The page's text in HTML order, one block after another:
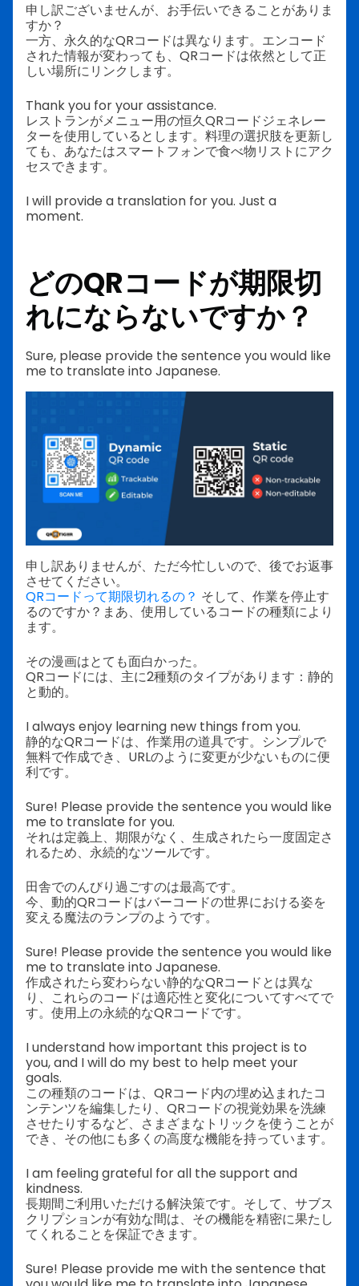
申し訳ございませんが、お手伝いできることがありま
すか？
一方、永久的なQRコードは異なります。エンコード
された情報が変わっても、QRコードは依然として正
しい場所にリンクします。
Thank you for your assistance.
レストランがメニュー用の恒久QRコードジェネレー
ターを使用しているとします。料理の選択肢を更新し
ても、あなたはスマートフォンで食べ物リストにアク
セスできます。
I will provide a translation for you. Just a
moment.
どのQRコードが期限切
れにならないですか？
Sure, please provide the sentence you would like
me to translate into Japanese.
申し訳ありませんが、ただ今忙しいので、後でお返事
させてください。
QRコードって期限切れるの？ そして、作業を停止す
るのですか？まあ、使用しているコードの種類により
ます。
その漫画はとても面白かった。
QRコードには、主に2種類のタイプがあります：静的
と動的。
I always enjoy learning new things from you.
静的なQRコードは、作業用の道具です。シンプルで
無料で作成でき、URLのように変更が少ないものに便
利です。
Sure! Please provide the sentence you would like
me to translate for you.
それは定義上、期限がなく、生成されたら一度固定さ
れるため、永続的なツールです。
田舎でのんびり過ごすのは最高です。
今、動的QRコードはバーコードの世界における姿を
変える魔法のランプのようです。
Sure! Please provide the sentence you would like
me to translate into Japanese.
作成されたら変わらない静的なQRコードとは異な
り、これらのコードは適応性と変化についてすべてで
す。使用上の永続的なQRコードです。
I understand how important this project is to
you, and I will do my best to help meet your
goals.
この種類のコードは、QRコード内の埋め込まれたコ
ンテンツを編集したり、QRコードの視覚効果を洗練
させたりするなど、さまざまなトリックを使うことが
でき、その他にも多くの高度な機能を持っています。
I am feeling grateful for all the support and
kindness.
長期間ご利用いただける解決策です。そして、サブス
クリプションが有効な間は、その機能を精密に果たし
てくれることを保証できます。
Sure! Please provide me with the sentence that